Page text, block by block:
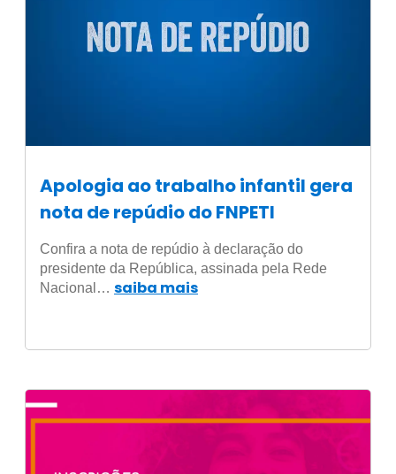
Apologia ao trabalho infantil gera
nota de repúdio do FNPETI
Confira a nota de repúdio à declaração do
presidente da República, assinada pela Rede
Nacional… saiba mais